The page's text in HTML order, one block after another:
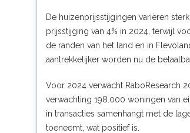
De huizenprijsstijgingen variëren
prijsstijging van 4% in 2024, terwijl
de randen van het land en in
aantrekkelijker worden nu de
Voor 2024 verwacht RaboResearch
verwachting 198.000 woningen van
in transacties samenhangt met de
toeneemt, wat positief is.